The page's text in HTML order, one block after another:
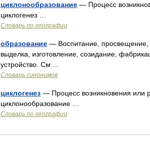
циклонообразование — Процесс
циклогенез …
Словарь по географии
образование — Воспитание, просвещение,
выделка, изготовление, созидание,
устройство. См …
Словарь синонимов
циклогенез — Процесс возникновения или
циклонообразование …
Словарь по географии